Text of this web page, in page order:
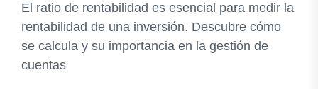
El ratio de rentabilidad es esencial para medir la
rentabilidad de una inversión. Descubre cómo
se calcula y su importancia en la gestión de
cuentas